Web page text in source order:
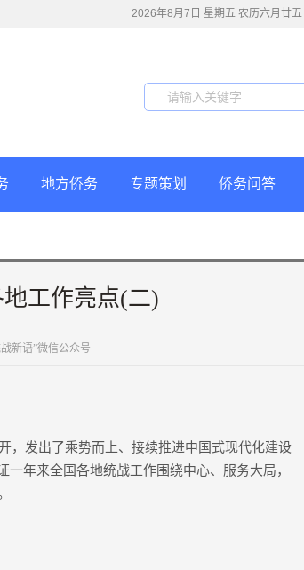
2026年8月7日 星期五 农历六月廿五
地方侨务 专题策划 侨务问答
工作亮点(二)
新语”微信公众号
发出了乘势而上、接续推进中国式现代化建设
年来全国各地统战工作围绕中心、服务大局，